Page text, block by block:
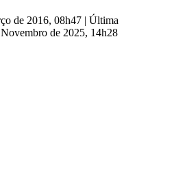
de 2016, 08h47 | Última
de 2025, 14h28